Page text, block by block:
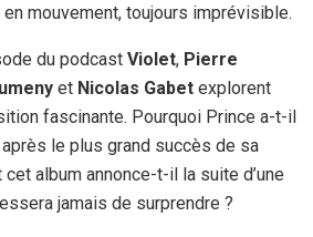
mouvement, toujours imprévisible.
du podcast Violet, Pierre
et Nicolas Gabet explorent
fascinante. Pourquoi Prince a-t-il
le plus grand succès de sa
album annonce-t-il la suite d’une
jamais de surprendre ?